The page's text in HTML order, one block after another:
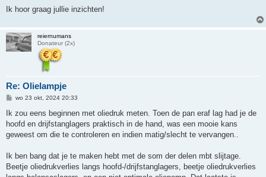
Ik hoor graag jullie inzichten!
reiernumans
Donateur (2x)
Re: Olielampje
B
c
h
wo 23 okt, 2024 20:33
Ik zou eens beginnen met oliedruk meten. Toen de pan eraf lag had je de
hoofd en drijfstanglagers praktisch in de hand, was een mooie kans
geweest om die te controleren en indien matig/slecht te vervangen..
Ik ben bang dat je te maken hebt met de som der delen mbt slijtage.
Beetje oliedrukverlies langs hoofd-/drijfstanglagers, beetje oliedrukverlies